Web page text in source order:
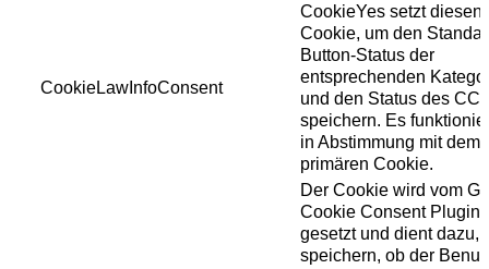
CookieLawInfoConsent
CookieYes setzt diesen
Cookie, um den
Button-Status der
entsprechenden
und den Status des
speichern. Es
in Abstimmung mit dem
primären Cookie.
Der Cookie wird vom
Cookie Consent Plugin
gesetzt und dient dazu,
speichern, ob der